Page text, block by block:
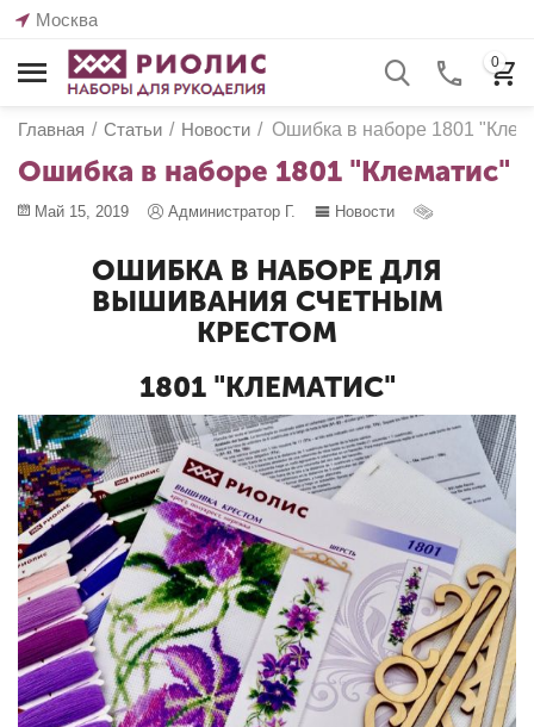
Москва
0
Главная / Статьи / Новости / Ошибка в наборе 1801
Ошибка в наборе 1801 "Клематис"
Май 15, 2019 Администратор Г. Новости
ОШИБКА В НАБОРЕ ДЛЯ
ВЫШИВАНИЯ СЧЕТНЫМ
КРЕСТОМ
1801 "КЛЕМАТИС"